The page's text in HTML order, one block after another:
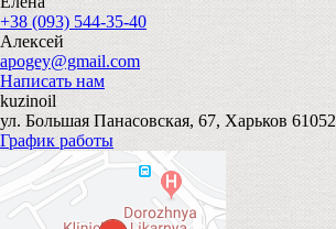
+38 (093) 544-35-40
Алексей
apogey@gmail.com
Написать нам
kuzinoil
ул. Большая Панасовская, 67, Харьков 61052
График работы